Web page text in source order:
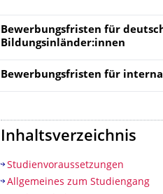
Bewerbungsfristen für
Bildungsinländer:innen
Bewerbungsfristen für
Inhaltsverzeichnis
Studienvoraussetzungen
Allgemeines zum Studiengang